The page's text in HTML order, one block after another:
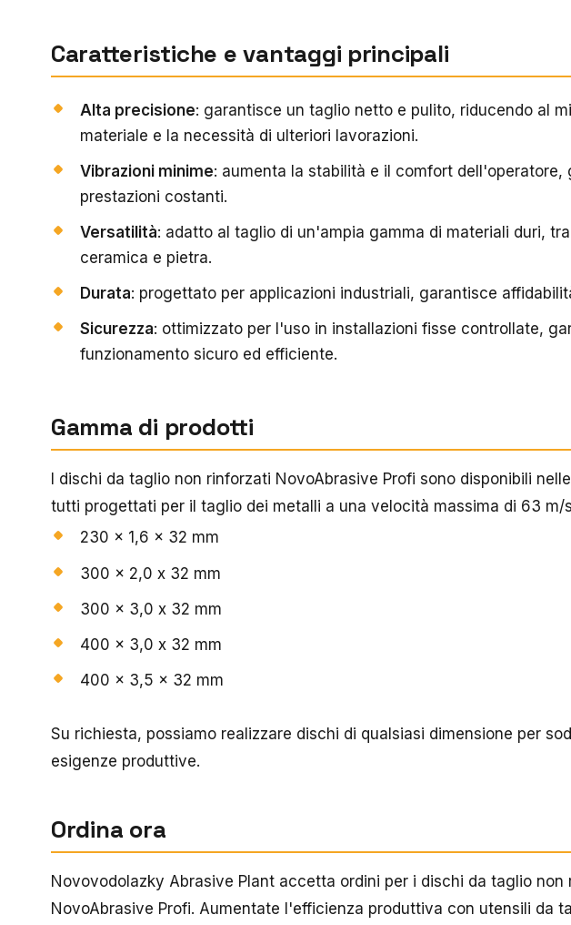
Caratteristiche e vantaggi principali
Alta precisione: garantisce un taglio netto e pulito, riducendo al
materiale e la necessità di ulteriori lavorazioni.
Vibrazioni minime: aumenta la stabilità e il comfort dell'operatore,
prestazioni costanti.
Versatilità: adatto al taglio di un'ampia gamma di materiali duri,
ceramica e pietra.
Durata: progettato per applicazioni industriali, garantisce
Sicurezza: ottimizzato per l'uso in installazioni fisse controllate,
funzionamento sicuro ed efficiente.
Gamma di prodotti
I dischi da taglio non rinforzati NovoAbrasive Profi sono disponibili
tutti progettati per il taglio dei metalli a una velocità massima di 63 m/
230 x 1,6 x 32 mm
300 x 2,0 x 32 mm
300 x 3,0 x 32 mm
400 x 3,0 x 32 mm
400 x 3,5 x 32 mm
Su richiesta, possiamo realizzare dischi di qualsiasi dimensione per
esigenze produttive.
Ordina ora
Novovodolazky Abrasive Plant accetta ordini per i dischi da taglio non
NovoAbrasive Profi. Aumentate l'efficienza produttiva con utensili da